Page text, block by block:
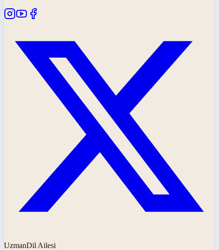
UzmanDil Ailesi